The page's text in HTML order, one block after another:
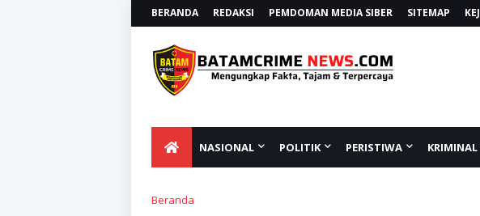
BERANDA REDAKSI PEMDOMAN MEDIA SIBER SITEMAP KEJ
NASIONAL POLITIK PERISTIWA KRIMINAL
Beranda